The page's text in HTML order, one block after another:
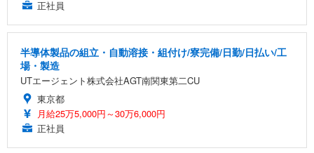
正社員
半導体製品の組立・自動溶接・組付け/寮完備/日勤/日払い/工
場・製造
UTエージェント株式会社AGT南関東第二CU
東京都
月給25万5,000円～30万6,000円
正社員